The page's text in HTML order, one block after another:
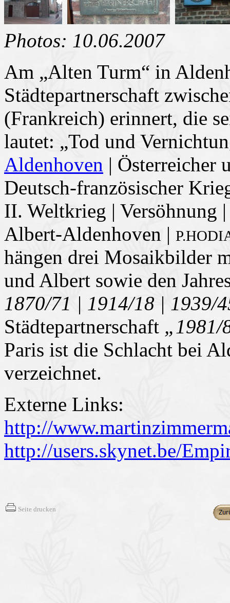
Photos: 10.06.2007
Am „Alten Turm“ in
Städtepartnerschaft
(Frankreich) erinnert, die
lautet: „Tod und
Aldenhoven | Österreicher
Deutsch-französischer
II. Weltkrieg | Versöhnung
Albert-Aldenhoven |
hängen drei Mosaikbilder
und Albert sowie den
1870/71 | 1914/18 | 1939/
Städtepartnerschaft „1981/
Paris ist die Schlacht bei
verzeichnet.
Externe Links:
http://
http://users.skynet.be/
Seite drucken